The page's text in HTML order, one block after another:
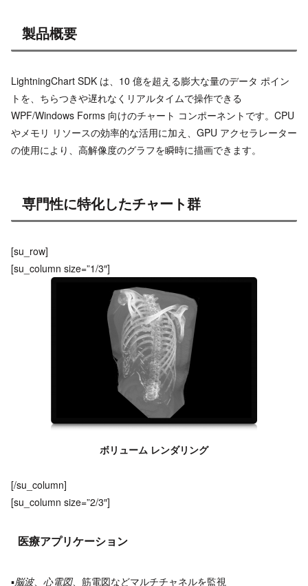
製品概要
LightningChart SDK は、10 億を超える膨大な量のデータ ポイン
トを、ちらつきや遅れなくリアルタイムで操作できる
WPF/Windows Forms 向けのチャート コンポーネントです。CPU
やメモリ リソースの効率的な活用に加え、GPU アクセラレーター
の使用により、高解像度のグラフを瞬時に描画できます。
専門性に特化したチャート群
[su_row]
[su_column size=”1/3″]
ボリューム レンダリング
[/su_column]
[su_column size=”2/3″]
医療アプリケーション
▪脳波、 心電図、筋電図などマルチチャネルを監視